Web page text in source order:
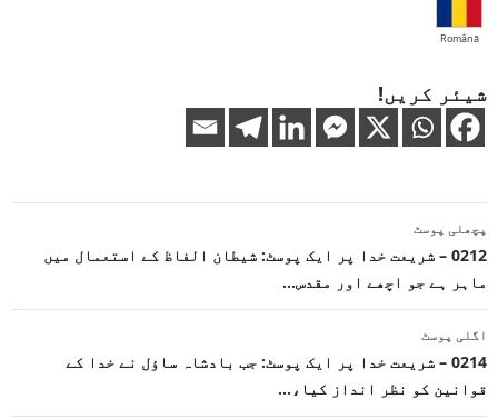
Română
شیئر کریں!
پوسٹوں
کی
نیویگیشن
پچھلی پوسٹ
0212 – شریعت خدا پر ایک پوسٹ: شیطان الفاظ کے استعمال میں
ماہر ہے جو اچھے اور مقدس…
اگلی پوسٹ
0214 – شریعت خدا پر ایک پوسٹ: جب بادشاہ ساؤل نے خدا کے
قوانین کو نظر انداز کیا،…